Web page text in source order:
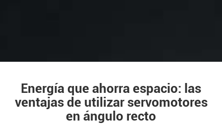
Energía que ahorra espacio: las
ventajas de utilizar servomotores
en ángulo recto